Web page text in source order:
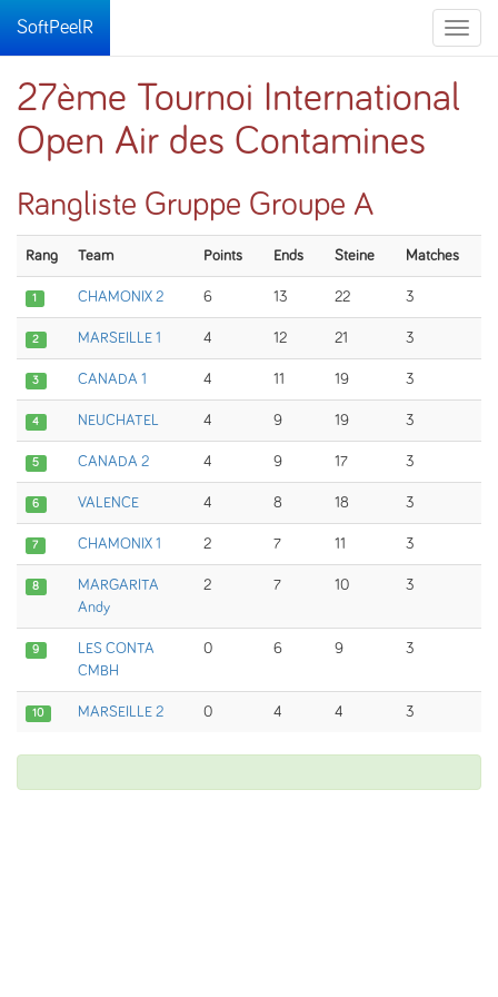
Toggle
SoftPeelR
27ème Tournoi International
Open Air des Contamines
Rangliste Gruppe Groupe A
Rang Team Points Ends Steine Matches
1 CHAMONIX 2 6 13 22 3
2 MARSEILLE 1 4 12 21 3
3 CANADA 1 4 11 19 3
4 NEUCHATEL 4 9 19 3
5 CANADA 2 4 9 17 3
6 VALENCE 4 8 18 3
7 CHAMONIX 1 2 7 11 3
8
MARGARITA
Andy
2 7 10 3
9
LES CONTA
CMBH
0 6 9 3
10 MARSEILLE 2 0 4 4 3